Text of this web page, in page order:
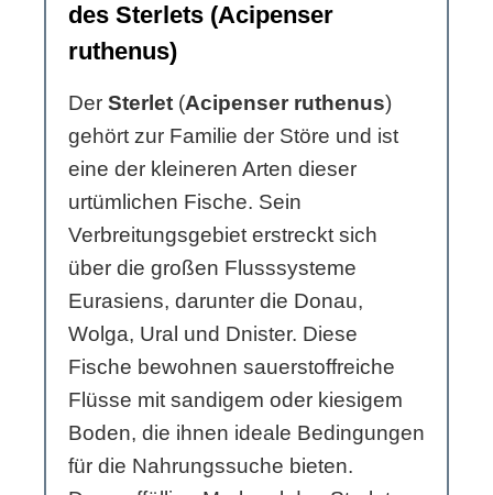
des Sterlets (Acipenser
ruthenus)
Der Sterlet (Acipenser ruthenus)
gehört zur Familie der Störe und ist
eine der kleineren Arten dieser
urtümlichen Fische. Sein
Verbreitungsgebiet erstreckt sich
über die großen Flusssysteme
Eurasiens, darunter die Donau,
Wolga, Ural und Dnister. Diese
Fische bewohnen sauerstoffreiche
Flüsse mit sandigem oder kiesigem
Boden, die ihnen ideale Bedingungen
für die Nahrungssuche bieten.